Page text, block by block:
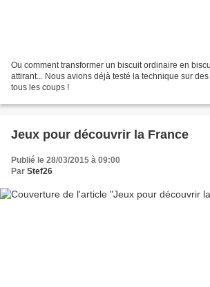
Ou comment transformer un biscuit ordinaire en
attirant... Nous avions déjà testé la technique sur
tous les coups !
Jeux pour découvrir la France
Publié le 28/03/2015 à 09:00
Par Stef26